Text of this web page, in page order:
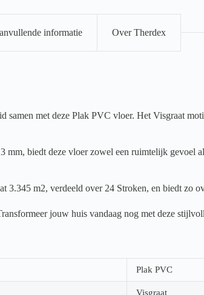
informatie Over Therdex
met deze Plak PVC vloer. Het Visgraat
mm, biedt deze vloer zowel een ruimtelijk gevoel
m2, verdeeld over 24 Stroken, en biedt zo
jouw huis vandaag nog met deze
Plak PVC
Visgraat